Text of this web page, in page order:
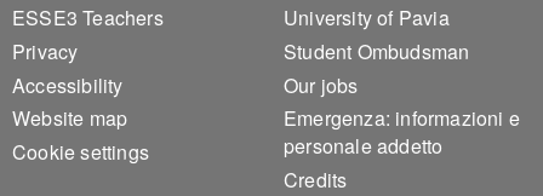
ESSE3 Teachers
Privacy
Accessibility
Website map
Cookie settings
University of Pavia
Student Ombudsman
Our jobs
Emergenza: informazioni e
personale addetto
Credits